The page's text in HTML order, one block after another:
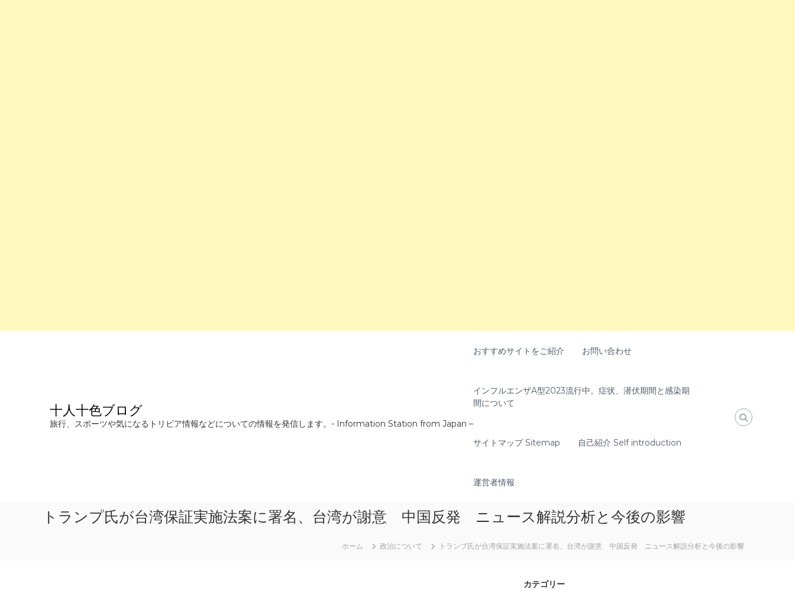
十人十色ブログ
旅行、スポーツや気になるトリビア情報などについての情報を発信します。- Information Station from Japan –
おすすめサイトをご紹介 お問い合わせ
インフルエンザA型2023流行中。症状、潜伏期間と感染期
間について
サイトマップ Sitemap 自己紹介 Self introduction
運営者情報
トランプ氏が台湾保証実施法案に署名、台湾が謝意 中国反発 ニュース解説分析と今後の影響
ホーム 政治について トランプ氏が台湾保証実施法案に署名、台湾が謝意 中国反発 ニュース解説分析と今後の影響
カテゴリー